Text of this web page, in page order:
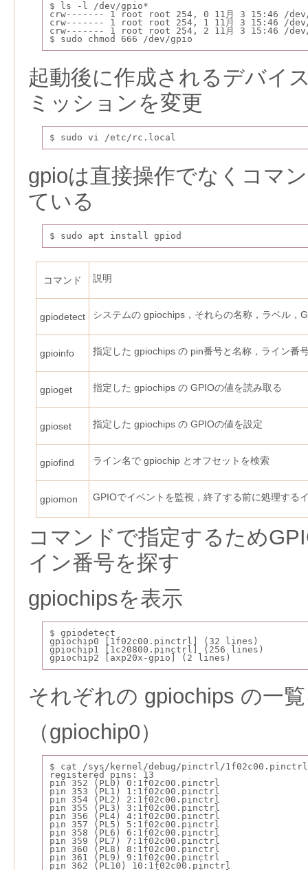
$ ls -l /dev/gpio*
crw------- 1 root root 254, 0 11月 3 15:46 /
crw------- 1 root root 254, 1 11月 3 15:46 /
crw------- 1 root root 254, 2 11月 3 15:46 /
$ sudo chmod 666 /dev/gpio
起動後に作成されるデバイ
ミッションを変更
$ sudo vi /etc/rc.local
gpioは直接操作でなくコマ
ている
$ sudo apt install gpiod
コマンド 説明
gpiodetect システムの gpiochips，それらの名称，ラベル，
gpioinfo 指定した gpiochips の pin番号と名称，ライン番
gpioget 指定した gpiochips の GPIOの値を読み取る
gpioset 指定した gpiochips の GPIOの値を設定
gpiofind ライン名で gpiochip とオフセットを検索
gpiomon GPIOでイベントを監視，終了する前に処理する
コマンドで指定するため
イン番号を探す
gpiochipsを表示
$ gpiodetect
gpiochip0 [1f02c00.pinctrl] (32 lines)
gpiochip1 [1c20800.pinctrl] (256 lines)
gpiochip2 [axp20x-gpio] (2 lines)
それぞれの gpiochips の一
（gpiochip0）
$ cat /sys/kernel/debug/pinctrl/
registered pins: 13
pin 352 (PL0) 0:1f02c00.pinctrl
pin 353 (PL1) 1:1f02c00.pinctrl
pin 354 (PL2) 2:1f02c00.pinctrl
pin 355 (PL3) 3:1f02c00.pinctrl
pin 356 (PL4) 4:1f02c00.pinctrl
pin 357 (PL5) 5:1f02c00.pinctrl
pin 358 (PL6) 6:1f02c00.pinctrl
pin 359 (PL7) 7:1f02c00.pinctrl
pin 360 (PL8) 8:1f02c00.pinctrl
pin 361 (PL9) 9:1f02c00.pinctrl
pin 362 (PL10) 10:1f02c00.pinctrl